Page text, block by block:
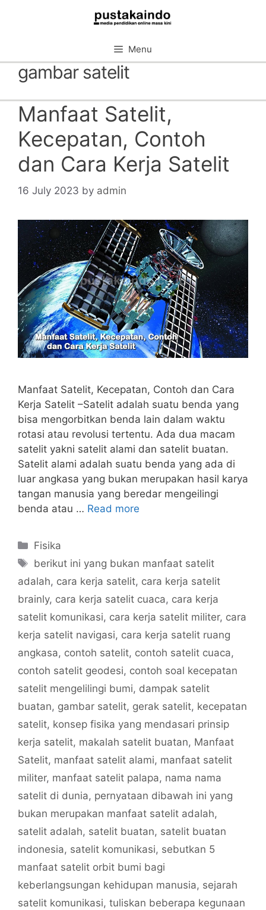
Menu
gambar satelit
Manfaat Satelit,
Kecepatan, Contoh
dan Cara Kerja Satelit
16 July 2023 by admin
Manfaat Satelit, Kecepatan, Contoh dan Cara
Kerja Satelit –Satelit adalah suatu benda yang
bisa mengorbitkan benda lain dalam waktu
rotasi atau revolusi tertentu. Ada dua macam
satelit yakni satelit alami dan satelit buatan.
Satelit alami adalah suatu benda yang ada di
luar angkasa yang bukan merupakan hasil karya
tangan manusia yang beredar mengeilingi
benda atau … Read more
Categories
Fisika
Tags
berikut ini yang bukan manfaat satelit
adalah, cara kerja satelit, cara kerja satelit
brainly, cara kerja satelit cuaca, cara kerja
satelit komunikasi, cara kerja satelit militer, cara
kerja satelit navigasi, cara kerja satelit ruang
angkasa, contoh satelit, contoh satelit cuaca,
contoh satelit geodesi, contoh soal kecepatan
satelit mengelilingi bumi, dampak satelit
buatan, gambar satelit, gerak satelit, kecepatan
satelit, konsep fisika yang mendasari prinsip
kerja satelit, makalah satelit buatan, Manfaat
Satelit, manfaat satelit alami, manfaat satelit
militer, manfaat satelit palapa, nama nama
satelit di dunia, pernyataan dibawah ini yang
bukan merupakan manfaat satelit adalah,
satelit adalah, satelit buatan, satelit buatan
indonesia, satelit komunikasi, sebutkan 5
manfaat satelit orbit bumi bagi
keberlangsungan kehidupan manusia, sejarah
satelit komunikasi, tuliskan beberapa kegunaan